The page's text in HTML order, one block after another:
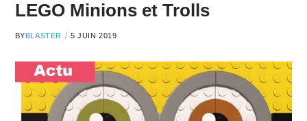
LEGO Minions et Trolls
BYBLASTER 5 JUIN 2019